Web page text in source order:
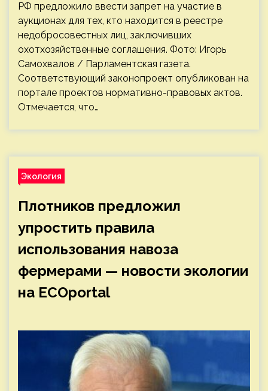
РФ предложило ввести запрет на участие в
аукционах для тех, кто находится в реестре
недобросовестных лиц, заключивших
охотхозяйственные соглашения. Фото: Игорь
Самохвалов / Парламентская газета.
Соответствующий законопроект опубликован на
портале проектов нормативно-правовых актов.
Отмечается, что…
Экология
Плотников предложил
упростить правила
использования навоза
фермерами — новости экологии
на ECOportal